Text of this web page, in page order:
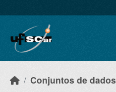
Conjuntos de dados